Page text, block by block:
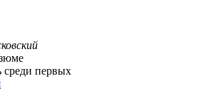
среди первых